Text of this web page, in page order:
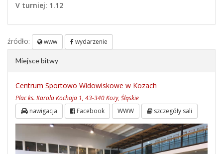
V turniej: 1.12
źródło: www wydarzenie
Miejsce bitwy
Centrum Sportowo Widowiskowe w Kozach
Plac ks. Karola Kochaja 1, 43-340 Kozy, Śląskie
nawigacja Facebook WWW szczegóły sali